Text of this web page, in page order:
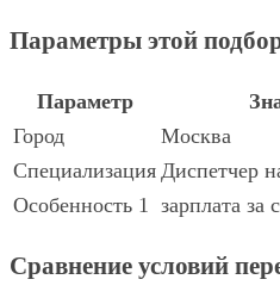
Параметры этой
Параметр
Город
Москва
Специализация Диспетчер
Особенность 1 зарплата за
Сравнение условий